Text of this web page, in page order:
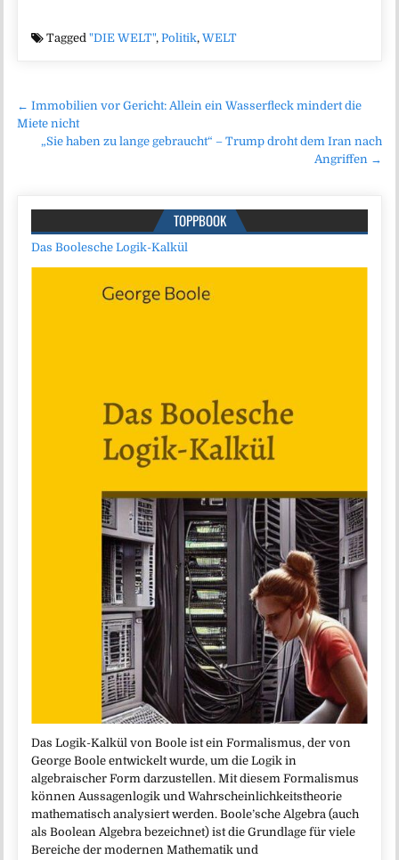
Tagged"DIE WELT",Politik,WELT
Beitragsnavigation
← Immobilien vor Gericht: Allein ein Wasserfleck mindert die
Miete nicht
„Sie haben zu lange gebraucht“ – Trump droht dem Iran nach
Angriffen →
TOPPBOOK
Das Boolesche Logik-Kalkül
Das Logik-Kalkül von Boole ist ein Formalismus, der von
George Boole entwickelt wurde, um die Logik in
algebraischer Form darzustellen. Mit diesem Formalismus
können Aussagenlogik und Wahrscheinlichkeitstheorie
mathematisch analysiert werden. Boole’sche Algebra (auch
als Boolean Algebra bezeichnet) ist die Grundlage für viele
Bereiche der modernen Mathematik und